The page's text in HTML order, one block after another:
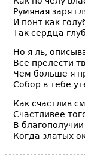
Румяная заря
И понт как
Так сердца
Но я ль,
Все прелести
Чем больше я
Собор в тебе
Как счастлив
Счастливее
В
Когда златых